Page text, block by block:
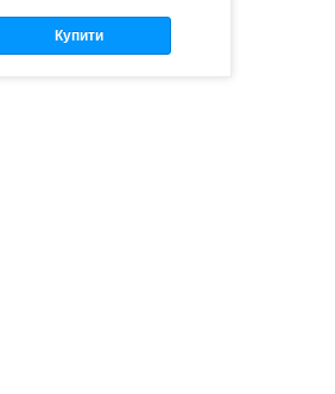
Купити